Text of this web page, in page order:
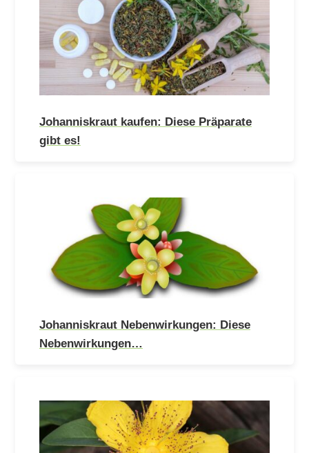
Johanniskraut kaufen: Diese Präparate
gibt es!
Johanniskraut Nebenwirkungen: Diese
Nebenwirkungen…